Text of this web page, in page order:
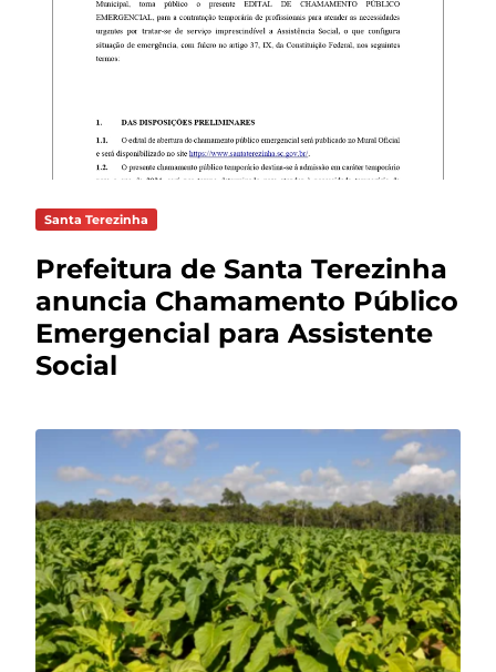
Santa Terezinha
Prefeitura de Santa Terezinha
anuncia Chamamento Público
Emergencial para Assistente
Social